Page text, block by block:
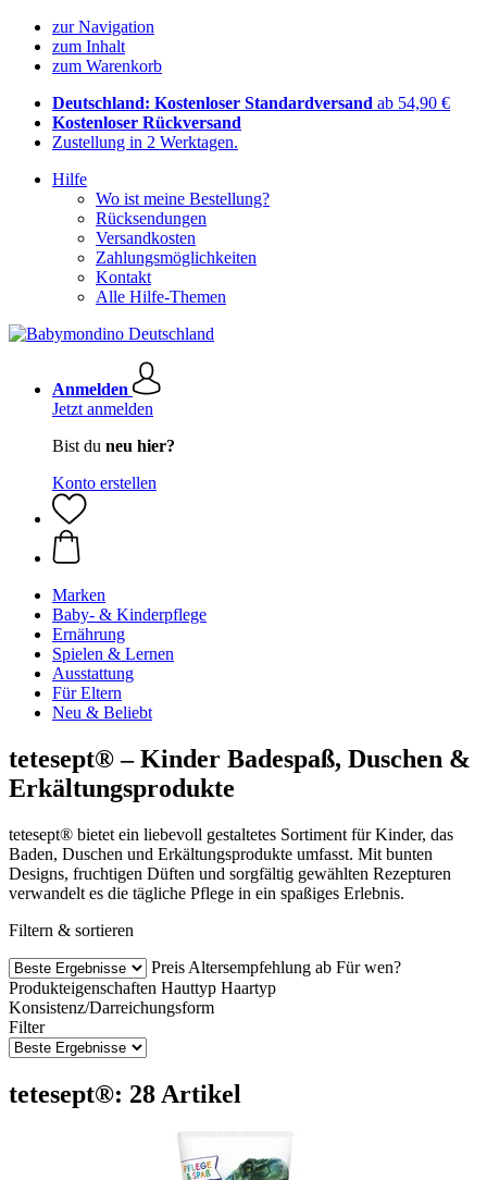
zur Navigation
zum Inhalt
zum Warenkorb
Deutschland: Kostenloser Standardversand ab 54,90 €
Kostenloser Rückversand
Zustellung in 2 Werktagen.
Hilfe
Wo ist meine Bestellung?
Rücksendungen
Versandkosten
Zahlungsmöglichkeiten
Kontakt
Alle Hilfe-Themen
Anmelden
Jetzt anmelden
Bist du neu hier?
Konto erstellen
Marken
Baby- & Kinderpflege
Ernährung
Spielen & Lernen
Ausstattung
Für Eltern
Neu & Beliebt
tetesept® – Kinder Badespaß, Duschen &
Erkältungsprodukte
tetesept® bietet ein liebevoll gestaltetes Sortiment für Kinder, das
Baden, Duschen und Erkältungsprodukte umfasst. Mit bunten
Designs, fruchtigen Düften und sorgfältig gewählten Rezepturen
verwandelt es die tägliche Pflege in ein spaßiges Erlebnis.
Filtern & sortieren
Preis Altersempfehlung ab Für wen?
Produkteigenschaften Hauttyp Haartyp
Konsistenz/Darreichungsform
Filter
tetesept®: 28 Artikel